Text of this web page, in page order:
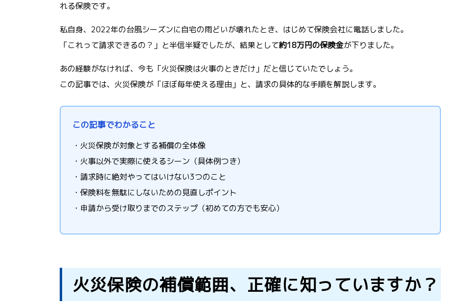
れる保険です。
私自身、2022年の台風シーズンに自宅の雨どいが壊れたとき、はじめて保険会社に電話しました。
「これって請求できるの？」と半信半疑でしたが、結果として約18万円の保険金が下りました。
あの経験がなければ、今も「火災保険は火事のときだけ」だと信じていたでしょう。
この記事では、火災保険が「ほぼ毎年使える理由」と、請求の具体的な手順を解説します。
この記事でわかること
・火災保険が対象とする補償の全体像
・火事以外で実際に使えるシーン（具体例つき）
・請求時に絶対やってはいけない3つのこと
・保険料を無駄にしないための見直しポイント
・申請から受け取りまでのステップ（初めての方でも安心）
火災保険の補償範囲、正確に知っていますか？